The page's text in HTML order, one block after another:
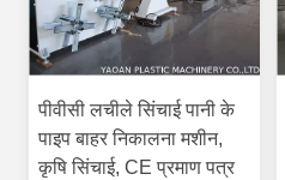
पीवीसी लचीले सिंचाई पानी के
पाइप बाहर निकालना मशीन,
कृषि सिंचाई, CE प्रमाण पत्र